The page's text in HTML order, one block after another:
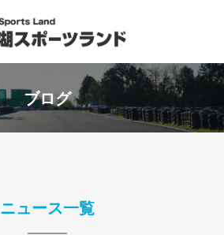
ブログ
ニュース一覧